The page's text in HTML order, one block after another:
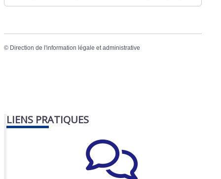
© Direction de l'information légale et administrative
LIENS PRATIQUES